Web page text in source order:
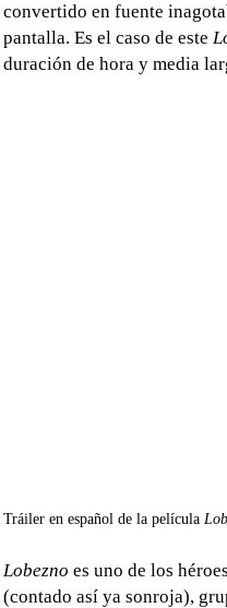
convertido en fuente
pantalla. Es el caso de este
duración de hora y media
Tráiler en español de la película
Lobezno es uno de los
(contado así ya sonroja),